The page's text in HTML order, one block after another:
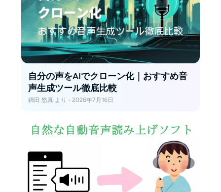
自分の声をAIでクローン化｜おすすめ音
声生成ツール徹底比較
鍋田 悠真 より - 2026年7月16日